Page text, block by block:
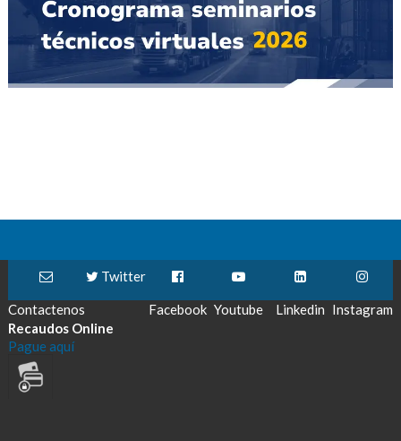
Contactenos
Twitter
Facebook Youtube Linkedin Instagram
Recaudos Online
Pague aquí